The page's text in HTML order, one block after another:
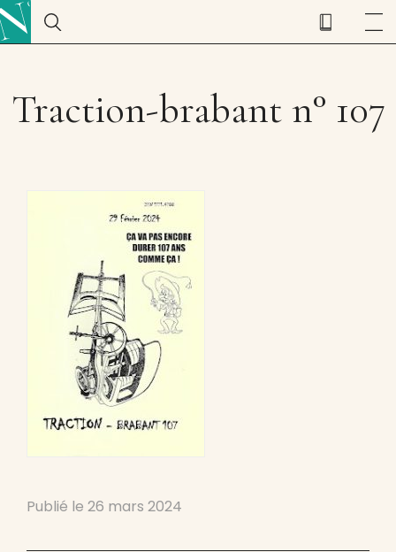
Traction-brabant n° 107
Publié le 26 mars 2024